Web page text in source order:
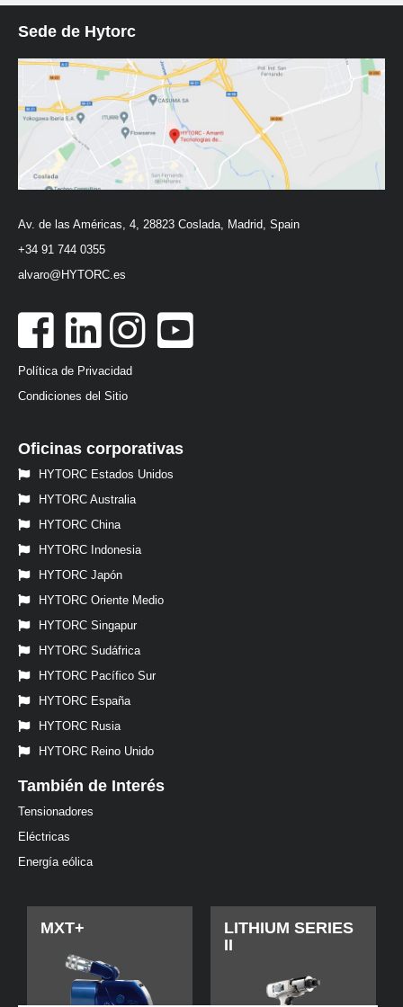
Sede de Hytorc
Av. de las Américas, 4, 28823 Coslada, Madrid, Spain
+34 91 744 0355
alvaro@HYTORC.es
Política de Privacidad
Condiciones del Sitio
Oficinas corporativas
HYTORC Estados Unidos
HYTORC Australia
HYTORC China
HYTORC Indonesia
HYTORC Japón
HYTORC Oriente Medio
HYTORC Singapur
HYTORC Sudáfrica
HYTORC Pacífico Sur
HYTORC España
HYTORC Rusia
HYTORC Reino Unido
También de Interés
Tensionadores
Eléctricas
Energía eólica
MXT+
LITHIUM SERIES
II